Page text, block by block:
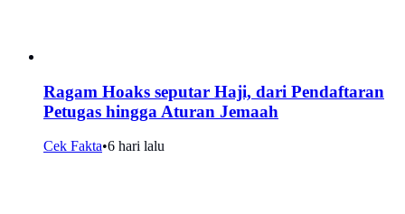
Ragam Hoaks seputar Haji, dari Pendaftaran
Petugas hingga Aturan Jemaah
Cek Fakta•6 hari lalu